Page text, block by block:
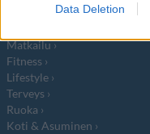
Data Deletion
Lifestyle
Matkailu
Fitness
Lifestyle
Terveys
Ruoka
Koti & Asuminen